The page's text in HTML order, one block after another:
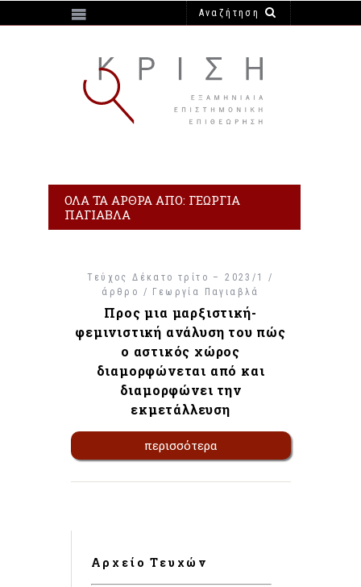
https://e-krisi.gr/wp-content/themes/krisi
ΌΛΑ ΤΑ ΆΡΘΡΑ ΑΠΌ: ΓΕΩΡΓΊΑ
ΠΑΓΙΑΒΛΆ
Τεύχος Δέκατο τρίτο – 2023/1 /
άρθρο /
Γεωργία Παγιαβλά
Προς μια μαρξιστική-
φεμινιστική ανάλυση του πώς
ο αστικός χώρος
διαμορφώνεται από και
διαμορφώνει την
εκμετάλλευση
περισσότερα
Αρχείο Τευχών